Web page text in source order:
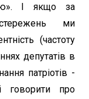
І якщо за
ми
(частоту
депутатів в
патріотів -
говорити про